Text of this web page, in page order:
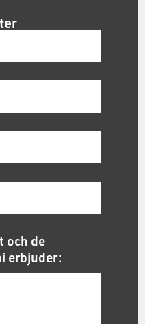
och de
erbjuder: